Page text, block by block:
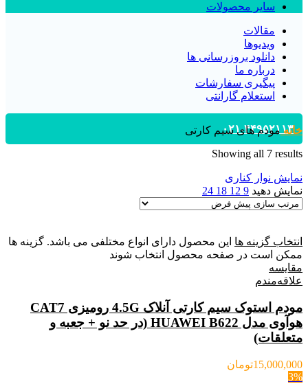
سایر محصولات
مقالات
ویدیوها
دانلود بروزرسانی ها
درباره ما
پیگیری سفارشات
استعلام گارانتی
۰۲۱-۴۴۹۵۲۱۱۳خانه مودم های سیم کارتی
Showing all 7 results
نمایش نوار کناری
نمایش دهید 9
12
18
24
انتخاب گزینه ها این محصول دارای انواع مختلفی می باشد. گزینه ها
ممکن است در صفحه محصول انتخاب شوند
مقایسه
علاقه‌مندم
مودم استوک سیم کارتی آنلاک 4.5G رومیزی CAT7
هوآوی مدل HUAWEI B622 (در حد نو + جعبه و
متعلقات)
15,000,000تومان
3%